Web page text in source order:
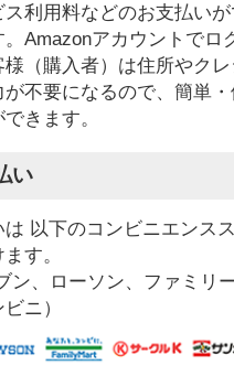
ス利用料などのお支払い
Amazonアカウントでロ
様（購入者）は住所やクレ
不要になるので、簡単
きます。
い
は 以下のコンビニエンス
す。
ン、ローソン、ファミリ
ニ）